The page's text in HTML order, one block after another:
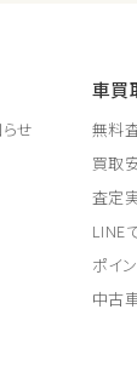
せ
車買
無料
買取
査定
LINE
ポイ
中古